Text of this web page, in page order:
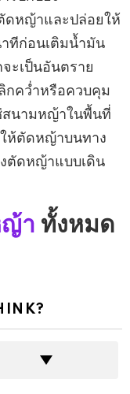
ดหญ้าและปล่อยให้
าทีก่อนเติมน้ำมัน
ะเป็นอันตราย
กคว่ำหรือควบคุม
นามหญ้าในพื้นที่
ห้ตัดหญ้าบนทาง
ตัดหญ้าแบบเดิน
ญ้า ทั้งหมด